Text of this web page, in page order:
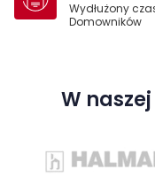
Wydłużony
Domowników
W